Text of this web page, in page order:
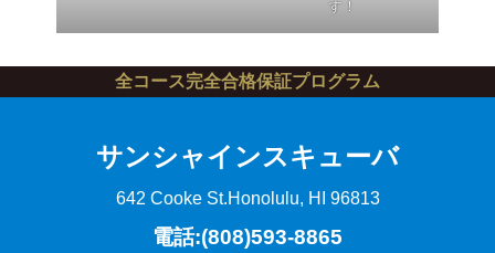
す！
全コース完全合格保証プログラム
サンシャインスキューバ
642 Cooke St.Honolulu, HI 96813
電話:(808)593-8865